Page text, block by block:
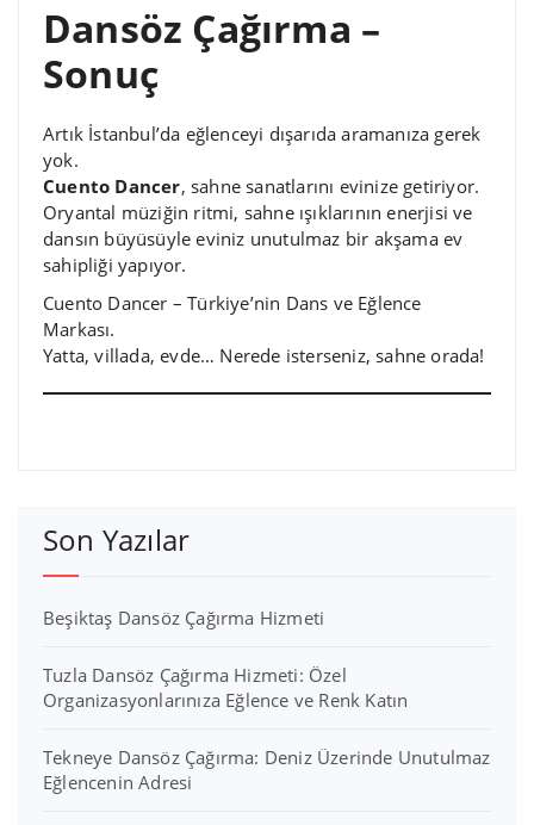
Dansöz Çağırma –
Sonuç
Artık İstanbul’da eğlenceyi dışarıda aramanıza gerek
yok.
Cuento Dancer, sahne sanatlarını evinize getiriyor.
Oryantal müziğin ritmi, sahne ışıklarının enerjisi ve
dansın büyüsüyle eviniz unutulmaz bir akşama ev
sahipliği yapıyor.
Cuento Dancer – Türkiye’nin Dans ve Eğlence
Markası.
Yatta, villada, evde… Nerede isterseniz, sahne orada!
Son Yazılar
Beşiktaş Dansöz Çağırma Hizmeti
Tuzla Dansöz Çağırma Hizmeti: Özel
Organizasyonlarınıza Eğlence ve Renk Katın
Tekneye Dansöz Çağırma: Deniz Üzerinde Unutulmaz
Eğlencenin Adresi